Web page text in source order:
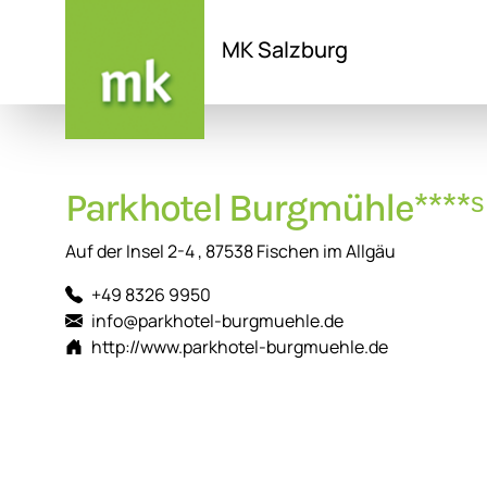
MK Salzburg
Parkhotel Burgmühle****ˢ
Auf der Insel 2-4 , 87538 Fischen im Allgäu
+49 8326 9950
info@parkhotel-burgmuehle.de
http://www.parkhotel-burgmuehle.de